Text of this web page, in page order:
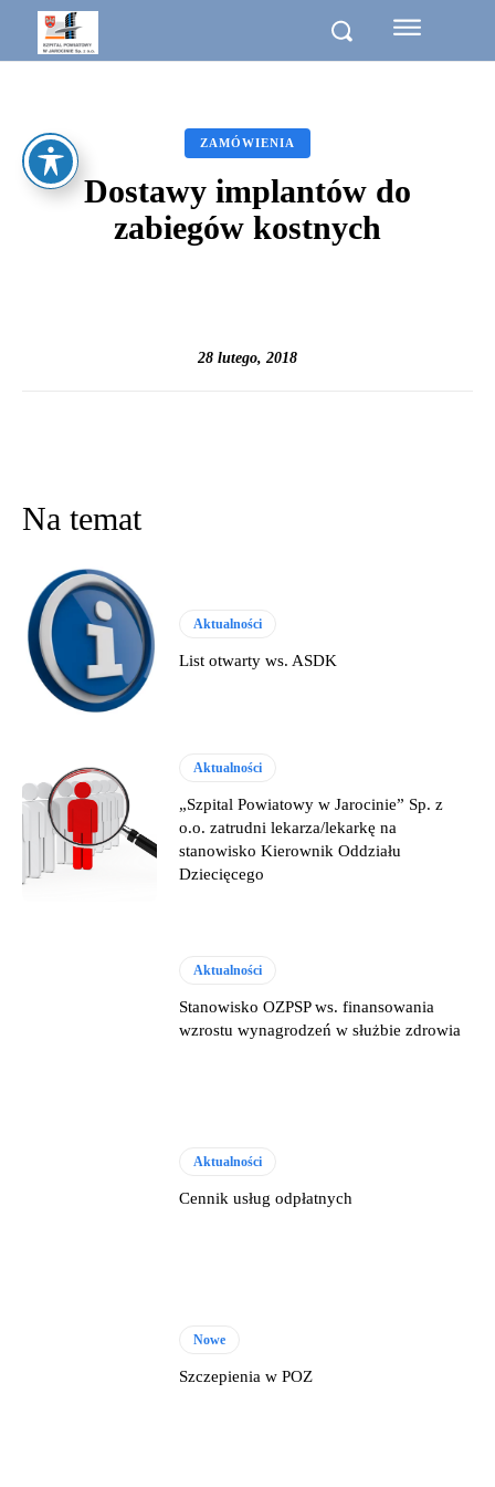
ZAMÓWIENIA
Dostawy implantów do
zabiegów kostnych
28 lutego, 2018
Na temat
Aktualności
List otwarty ws. ASDK
Aktualności
„Szpital Powiatowy w Jarocinie” Sp. z
o.o. zatrudni lekarza/lekarkę na
stanowisko Kierownik Oddziału
Dziecięcego
Aktualności
Stanowisko OZPSP ws. finansowania
wzrostu wynagrodzeń w służbie zdrowia
Aktualności
Cennik usług odpłatnych
Nowe
Szczepienia w POZ